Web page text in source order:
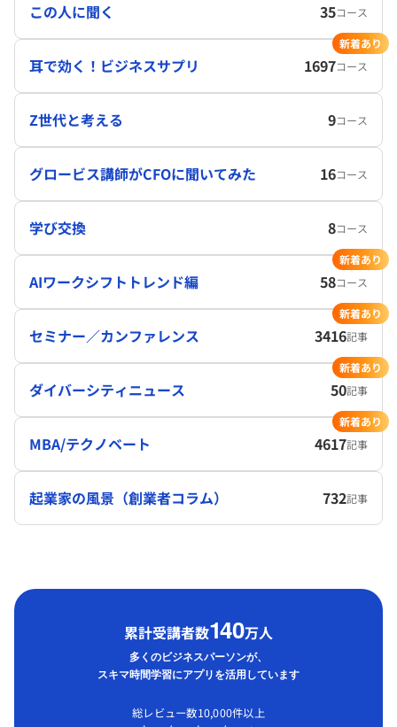
この人に聞く 35コース
耳で効く！ビジネスサプリ 1697コース
新着あり
Z世代と考える 9コース
グロービス講師がCFOに聞いてみた 16コース
学び交換 8コース
AIワークシフトトレンド編 58コース
新着あり
セミナー／カンファレンス 3416記事
新着あり
ダイバーシティニュース 50記事
新着あり
MBA/テクノベート 4617記事
新着あり
起業家の風景（創業者コラム） 732記事
累計受講者数140万人
多くのビジネスパーソンが、
スキマ時間学習にアプリを活用しています
総レビュー数10,000件以上